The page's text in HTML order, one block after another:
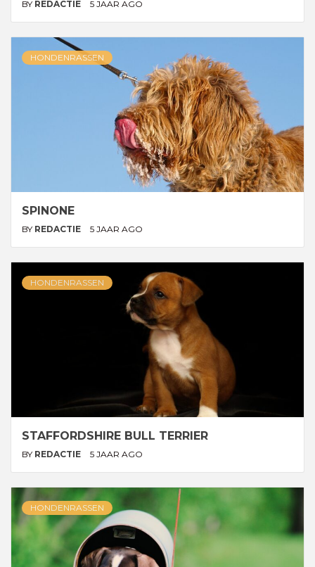
BY REDACTIE 5 JAAR AGO
HONDENRASSEN
SPINONE
BY REDACTIE 5 JAAR AGO
HONDENRASSEN
STAFFORDSHIRE BULL TERRIER
BY REDACTIE 5 JAAR AGO
HONDENRASSEN